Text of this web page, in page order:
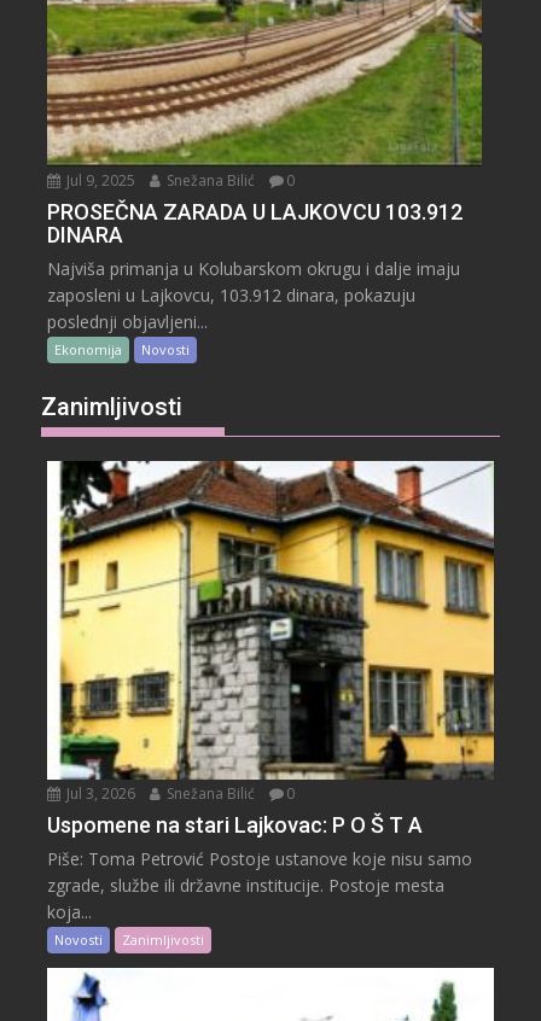
Jul 9, 2025 Snežana Bilić 0
PROSEČNA ZARADA U LAJKOVCU 103.912
DINARA
Najviša primanja u Kolubarskom okrugu i dalje imaju
zaposleni u Lajkovcu, 103.912 dinara, pokazuju
poslednji objavljeni...
Ekonomija Novosti
Zanimljivosti
Jul 3, 2026 Snežana Bilić 0
Uspomene na stari Lajkovac: P O Š T A
Piše: Toma Petrović Postoje ustanove koje nisu samo
zgrade, službe ili državne institucije. Postoje mesta
koja...
Novosti Zanimljivosti